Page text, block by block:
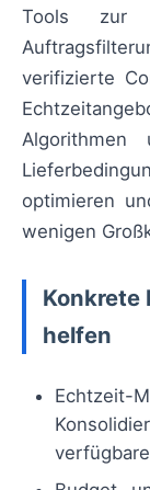
Tools zur
verifizierte
optimieren
wenigen
Konkrete
helfen
Echtzeit-